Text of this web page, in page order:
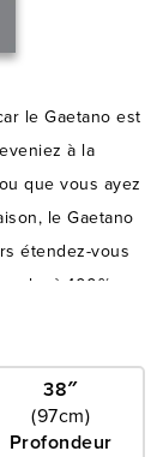
le Gaetano est
à la
que vous ayez
le Gaetano
étendez-vous
à 100%.
être
38″
(97cm)
Profondeur